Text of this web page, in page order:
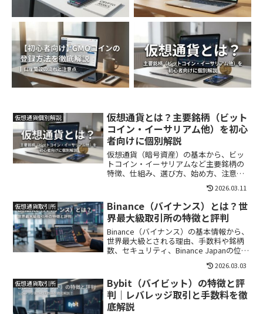
仮想通貨個別解説
仮想通貨とは？主要銘柄（ビット
コイン・イーサリアム他）を初心
者向けに個別解説
仮想通貨（暗号資産）の基本から、ビッ
トコイン・イーサリアムなど主要銘柄の
特徴、仕組み、選び方、始め方、注意点
までを初心者向けに中立的に解説しま2026.03.11
仮想通貨取引所
Binance（バイナンス）とは？世
界最大級取引所の特徴と評判
Binance（バイナンス）の基本情報から、
世界最大級とされる理由、手数料や銘柄
数、セキュリティ、Binance Japanの位置
づけ、評判と注意点までを中立的に整理
2026.03.03
仮想通貨取引所
Bybit（バイビット）の特徴と評
判｜レバレッジ取引と手数料を徹
底解説